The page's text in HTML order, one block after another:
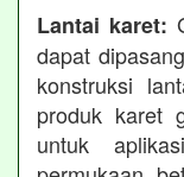
Lantai karet:
dapat
konstruksi
produk karet
untuk